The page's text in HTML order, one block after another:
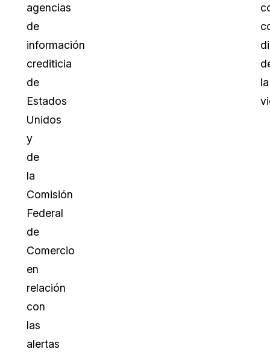
agencias
de
información
crediticia
de
Estados
Unidos
y
de
la
Comisión
Federal
de
Comercio
en
relación
con
las
alertas
la